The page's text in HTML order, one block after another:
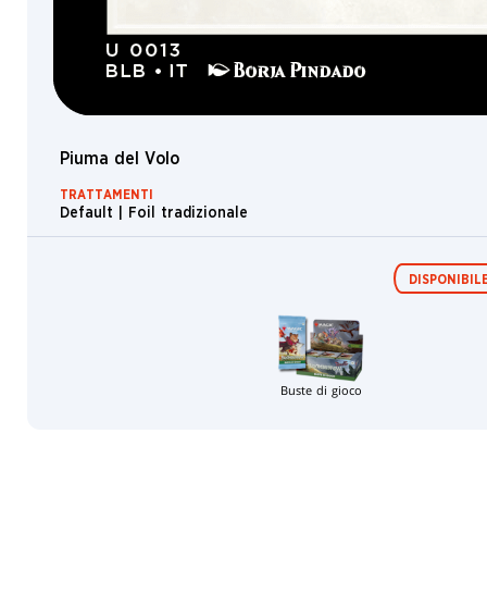
Veicolo
Teferi
Drago
Talpa
Chiocciola
Piuma del Volo
TRATTAMENTI
Default | Foil tradizionale
Buste di gioco